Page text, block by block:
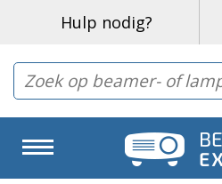
Hulp nodig?